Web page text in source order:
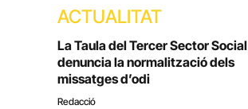
ACTUALITAT
La Taula del Tercer Sector Social
denuncia la normalització dels
missatges d’odi
Redacció